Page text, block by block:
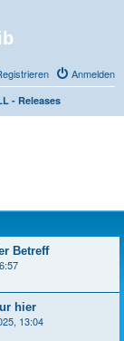
Anmelden
- Releases
Betreff
hier
13:04